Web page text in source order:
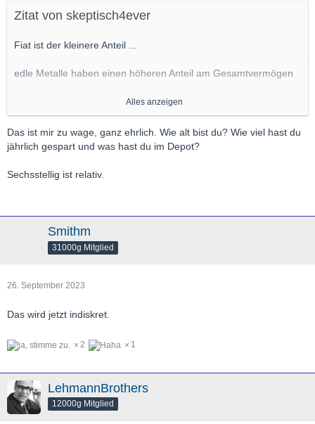
Zitat von skeptisch4ever
Fiat ist der kleinere Anteil ...
edle Metalle haben einen höheren Anteil am Gesamtvermögen
und der Hauptbrocken ist ein (sechsstelliges) Aktiendepot
und ich gönne mir davon zukünftig 6+ Monate Jahresurlaub statt
der bisherigen 6 Wochen
Alles anzeigen
Das ist mir zu wage, ganz ehrlich. Wie alt bist du? Wie viel hast du
jährlich gespart und was hast du im Depot?
Sechsstellig ist relativ.
Smithm
31000g Mitglied
26. September 2023
Das wird jetzt indiskret.
2 1
LehmannBrothers
12000g Mitglied